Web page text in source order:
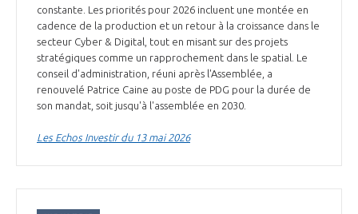
INNOVATION
INTERNATIONALISATION
constante. Les priorités pour 2026 incluent une montée en
cadence de la production et un retour à la croissance dans le
secteur Cyber & Digital, tout en misant sur des projets
stratégiques comme un rapprochement dans le spatial. Le
conseil d'administration, réuni après l'Assemblée, a
renouvelé Patrice Caine au poste de PDG pour la durée de
son mandat, soit jusqu'à l'assemblée en 2030.
Les Echos Investir du 13 mai 2026